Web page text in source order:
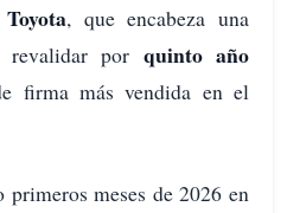
Toyota, que encabeza una
revalidar por quinto año
firma más vendida en el
meses de 2026 en